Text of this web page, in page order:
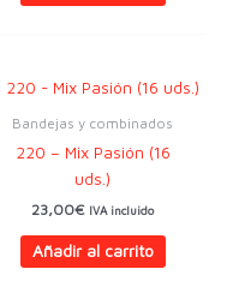
Bandejas y combinados
220 – Mix Pasión (16
uds.)
23,00€ IVA incluido
Añadir al carrito